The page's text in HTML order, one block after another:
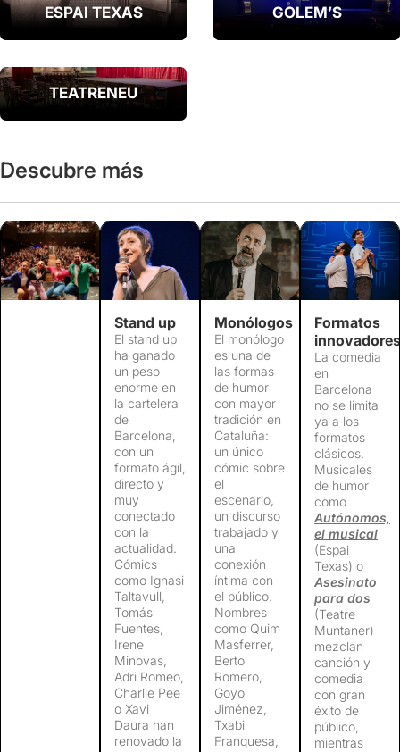
ESPAI TEXAS GOLEM’S
TEATRENEU
Descubre más
Stand up
El stand up
ha ganado
un peso
enorme en
la cartelera
de
Barcelona, ​​
con un
formato ágil,
directo y
muy
conectado
con la
actualidad.
Cómics
como Ignasi
Taltavull,
Tomás
Fuentes,
Irene
Minovas,
Adri Romeo,
Charlie Pee
o Xavi
Daura han
renovado la
Monólogos
El monólogo
es una de
las formas
de humor
con mayor
tradición en
Cataluña:
un único
cómic sobre
el
escenario,
un discurso
trabajado y
una
conexión
íntima con
el público.
Nombres
como Quim
Masferrer,
Berto
Romero,
Goyo
Jiménez,
Txabi
Franquesa,
Formatos
innovadores
La comedia
en
Barcelona
no se limita
ya a los
formatos
clásicos.
Musicales
de humor
como
Autónomos,
el musical
(Espai
Texas) o
Asesinato
para dos
(Teatre
Muntaner)
mezclan
canción y
comedia
con gran
éxito de
público,
mientras